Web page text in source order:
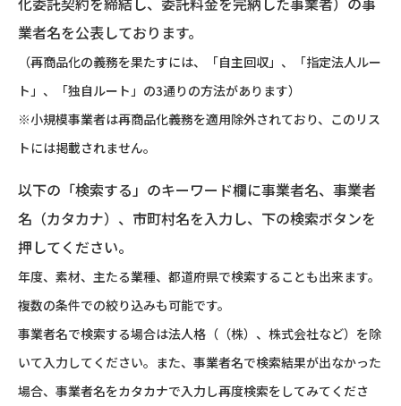
業者名を公表しております。
（再商品化の義務を果たすには、「自主回収」、「指定法人ルー
ト」、「独自ルート」の3通りの方法があります）
※小規模事業者は再商品化義務を適用除外されており、このリス
トには掲載されません。
以下の「検索する」のキーワード欄に事業者名、事業者
名（カタカナ）、市町村名を入力し、下の検索ボタンを
押してください。
年度、素材、主たる業種、都道府県で検索することも出来ます。
複数の条件での絞り込みも可能です。
事業者名で検索する場合は法人格（（株）、株式会社など）を除
いて入力してください。また、事業者名で検索結果が出なかった
場合、事業者名をカタカナで入力し再度検索をしてみてくださ